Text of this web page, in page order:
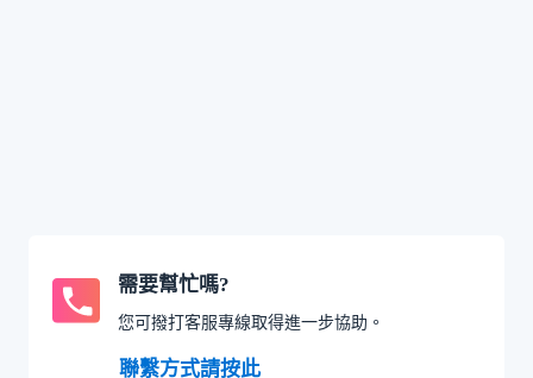
需要幫忙嗎?
您可撥打客服專線取得進一步協助。
聯繫方式請按此